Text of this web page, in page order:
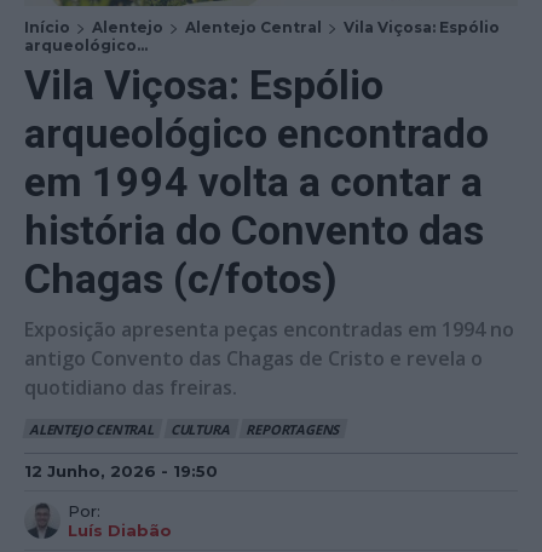
Início Alentejo Alentejo Central
Vila Viçosa: Espólio
arqueológico...
Vila Viçosa: Espólio
arqueológico encontrado
em 1994 volta a contar a
história do Convento das
Chagas (c/fotos)
Exposição apresenta peças encontradas em 1994 no
antigo Convento das Chagas de Cristo e revela o
quotidiano das freiras.
ALENTEJO CENTRAL CULTURA REPORTAGENS
12 Junho, 2026 - 19:50
Por:
Luís Diabão